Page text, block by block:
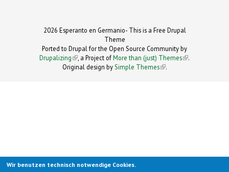
2026 Esperanto en Germanio- This is a Free Drupal
Theme
Ported to Drupal for the Open Source Community by
Drupalizing(link is external)
, a Project ofMore than (just) Themes (link is
.
Original design by Simple Themes
(link is
.
Wir benutzen technisch notwendige Cookies.